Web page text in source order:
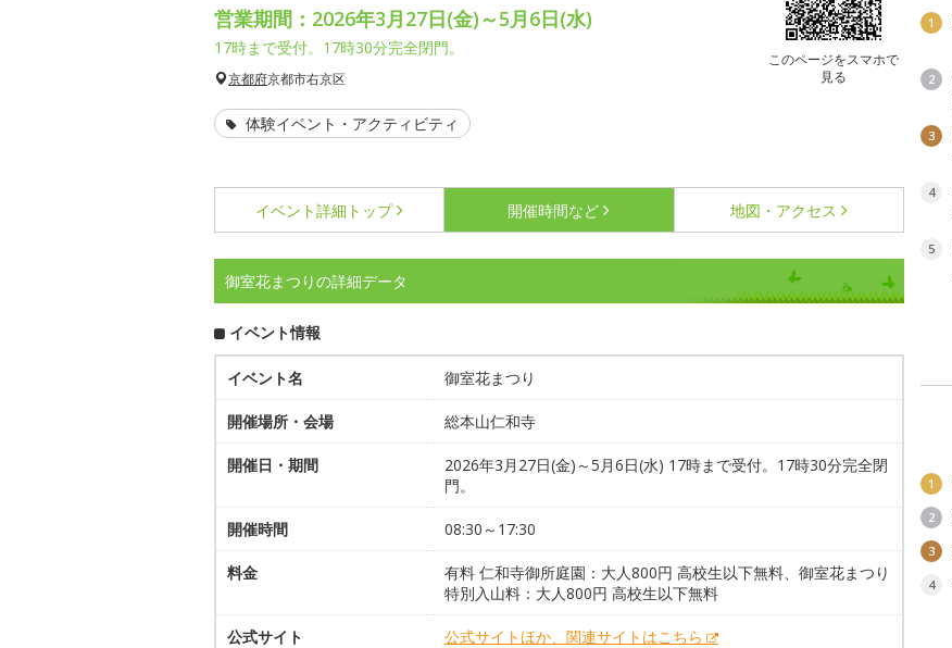
このページをスマホで
見る
営業期間：2026年3月27日(金)～5月6日(水)
17時まで受付。17時30分完全閉門。
京都府京都市右京区
体験イベント・アクティビティ
イベント詳細 トップ 開催時間など 地図・アクセス
御室花まつりの詳細データ
イベント情報
イベント名 御室花まつり
開催場所・会場 総本山仁和寺
開催日・期間
2026年3月27日(金)～5月6日(水) 17時まで受付。17時30分完全閉
門。
開催時間 08:30～17:30
料金
有料 仁和寺御所庭園：大人800円 高校生以下無料、御室花まつり
特別入山料：大人800円 高校生以下無料
公式サイト 公式サイトほか、関連サイトはこちら
1
2
3
4
5
1
2
3
4